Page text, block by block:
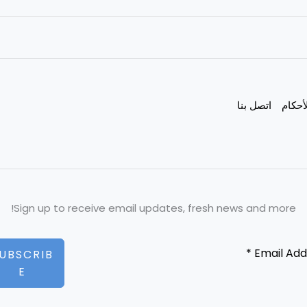
اتصل بنا
Sign up to receive email updates, fresh news and more!
E